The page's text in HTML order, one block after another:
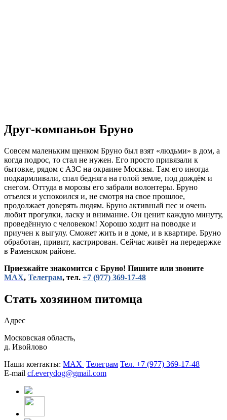
Друг-компаньон Бруно
Совсем маленьким щенком Бруно был взят «людьми» в дом, а
когда подрос, то стал не нужен. Его просто привязали к
бытовке, рядом с АЗС на окраине Москвы. Там его иногда
подкармливали, спал бедняга на голой земле, под дождём и
снегом. Оттуда в морозы его забрали волонтеры. Бруно
отъелся и успокоился и, не смотря на свое прошлое,
продолжает доверять людям. Бруно активный пес и очень
любит прогулки, ласку и внимание. Он ценит каждую минуту,
проведённую с человеком! Хорошо ходит на поводке и
приучен к выгулу. Сможет жить и в доме, и в квартире. Бруно
обработан, привит, кастрирован. Сейчас живёт на передержке
в Раменском районе.
Приезжайте знакомится с Бруно! Пишите или звоните
МАХ, Телеграм, тел. +7 (977) 369-17-48
Стать хозяином питомца
Адрес
Московская область,
д. Ивойлово
Наши контакты: MAX Телеграм Тел. +7 (977) 369-17-48
E-mail cf.everydog@gmail.com